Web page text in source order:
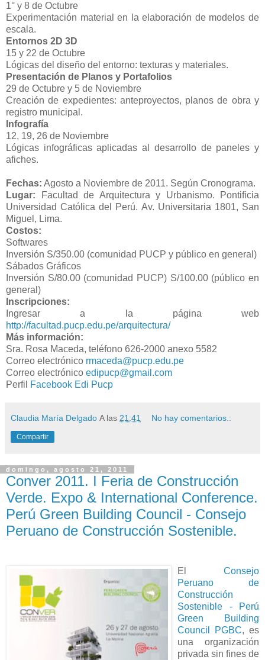
1° y 8 de Octubre
Experimentación material en la elaboración de modelos de
escala.
Entornos 2D 3D
15 y 22 de Octubre
Lógicas del diseño del entorno: texturas y materiales.
Presentación de Planos y Portafolios
29 de Octubre y 5 de Noviembre
Creación de expedientes: anteproyectos, planos de obra y
registro municipal.
Infografía
12, 19, 26 de Noviembre
Lógicas infográficas aplicadas al desarrollo de paneles y
afiches.
Fechas: Agosto a Noviembre de 2011. Según Cronograma.
Lugar: Facultad de Arquitectura y Urbanismo. Pontificia
Universidad Católica del Perú. Av. Universitaria 1801, San
Miguel, Lima.
Costos:
Softwares
Inversión S/350.00 (comunidad PUCP y público en general)
Sábados Gráficos
Inversión S/80.00 (comunidad PUCP) S/100.00 (público en
general)
Inscripciones:
Ingresar a la página web
http://facultad.pucp.edu.pe/arquitectura/
Más información:
Sra. Rosa Maceda, teléfono 626-2000 anexo 5582
Correo electrónico rmaceda@pucp.edu.pe
Correo electrónico edipucp@gmail.com
Perfil
Facebook Edi Pucp
Claudia María Delgado A las 21:41 No hay comentarios.:
Compartir
domingo, agosto 21, 2011
Conver 2011. I Feria de Construcción
Verde. Expo & International Conference.
Perú Green Building Council - Consejo
Peruano de Construcción Sostenible.
El Consejo
Peruano de
Construcción
Sostenible - Perú
Green Building
Council PGBC, es
una organización
privada sin fines de